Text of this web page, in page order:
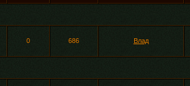
0 686 Влад